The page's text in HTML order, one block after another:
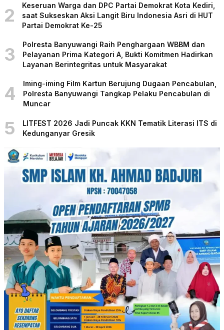
2
Keseruan Warga dan DPC Partai Demokrat Kota Kediri,
saat Sukseskan Aksi Langit Biru Indonesia Asri di HUT
Partai Demokrat Ke-25
3
Polresta Banyuwangi Raih Penghargaan WBBM dan
Pelayanan Prima Kategori A, Bukti Komitmen Hadirkan
Layanan Berintegritas untuk Masyarakat
4
Iming-iming Film Kartun Berujung Dugaan Pencabulan,
Polresta Banyuwangi Tangkap Pelaku Pencabulan di
Muncar
5
LITFEST 2026 Jadi Puncak KKN Tematik Literasi ITS di
Kedunganyar Gresik